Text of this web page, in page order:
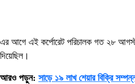
এর আগে এই কর্পোরেট পরিচালক গত ২৮ আগস্ট
দিয়েছিল।
আরও পড়ুন: সাড়ে ১৯ লাখ শেয়ার বিক্রি